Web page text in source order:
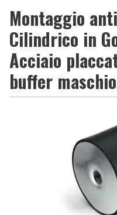
Montaggio
Cilindrico in
Acciaio
buffer